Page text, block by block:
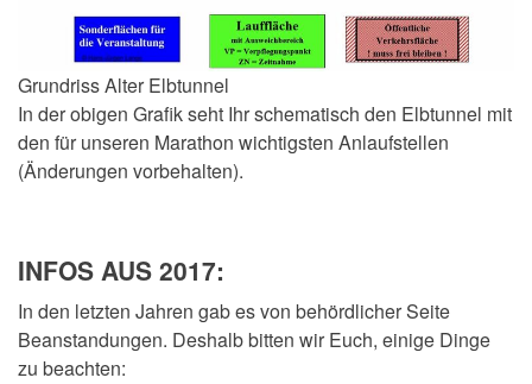
Grundriss Alter Elbtunnel
In der obigen Grafik seht Ihr schematisch den Elbtunnel mit
den für unseren Marathon wichtigsten Anlaufstellen
(Änderungen vorbehalten).
INFOS AUS 2017:
In den letzten Jahren gab es von behördlicher Seite
Beanstandungen. Deshalb bitten wir Euch, einige Dinge
zu beachten: